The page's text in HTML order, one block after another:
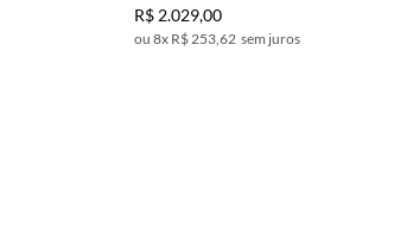
R$ 2.029,00
8x R$ 253,62 sem juros